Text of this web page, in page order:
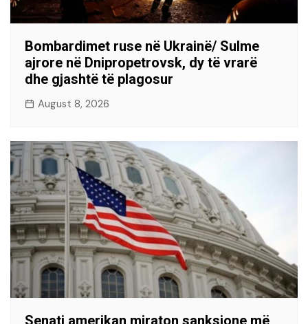
Bombardimet ruse në Ukrainë/ Sulme
ajrore në Dnipropetrovsk, dy të vrarë
dhe gjashtë të plagosur
August 8, 2026